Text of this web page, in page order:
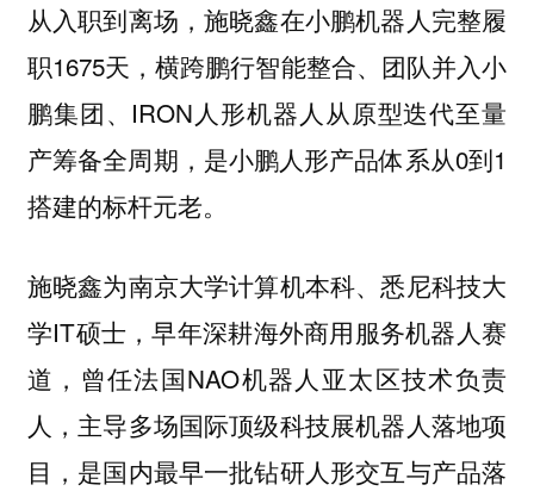
从入职到离场，施晓鑫在小鹏机器人完整履
职1675天，横跨鹏行智能整合、团队并入小
鹏集团、IRON人形机器人从原型迭代至量
产筹备全周期，是小鹏人形产品体系从0到1
搭建的标杆元老。
施晓鑫为南京大学计算机本科、悉尼科技大
学IT硕士，早年深耕海外商用服务机器人赛
道，曾任法国NAO机器人亚太区技术负责
人，主导多场国际顶级科技展机器人落地项
目，是国内最早一批钻研人形交互与产品落